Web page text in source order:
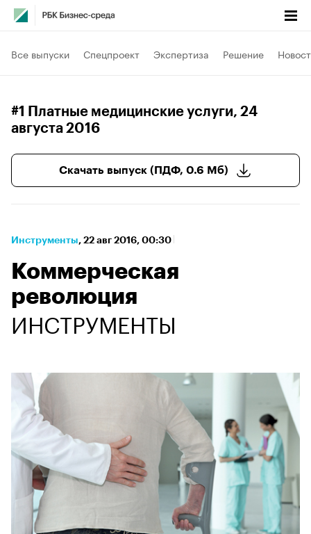
Все выпуски Спецпроект Экспертиза Решение
#1 Платные медицинские услуги, 24
августа 2016
Скачать выпуск (ПДФ, 0.6 Мб)
Инструменты⁠, 22 авг 2016, 00:30
Коммерческая
революция
ИНСТРУМЕНТЫ